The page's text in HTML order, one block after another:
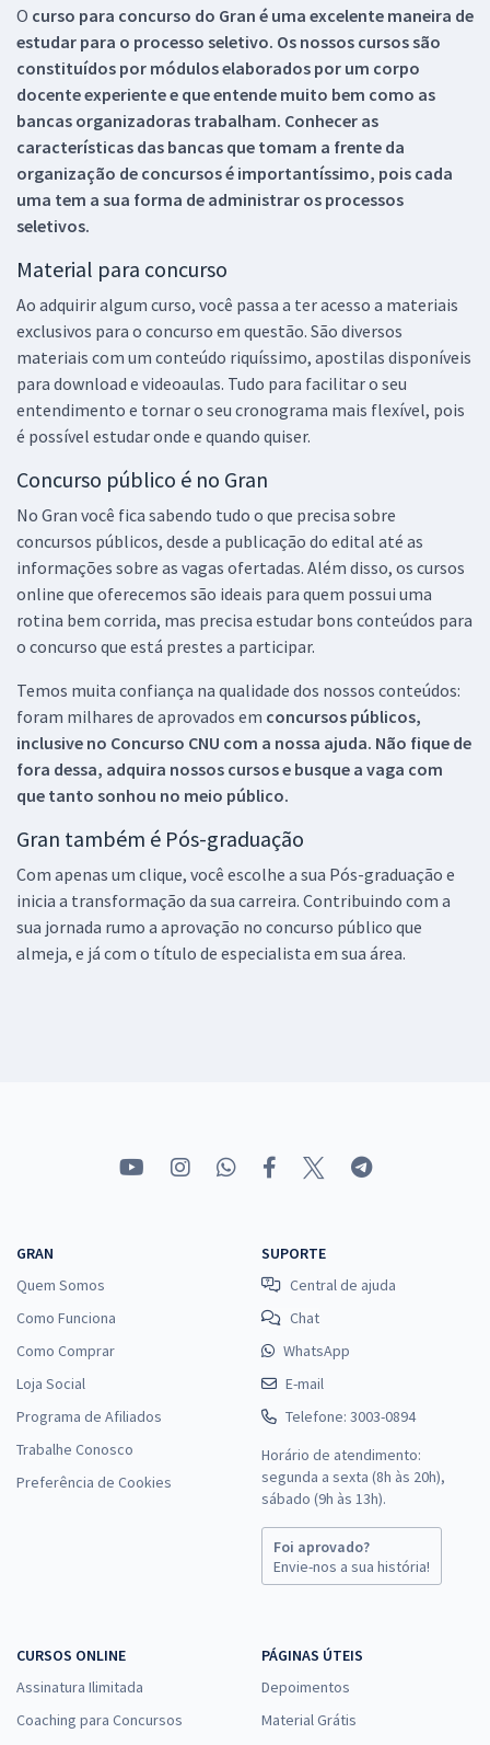
O curso para concurso do Gran é uma excelente maneira de
estudar para o processo seletivo. Os nossos cursos são
constituídos por módulos elaborados por um corpo
docente experiente e que entende muito bem como as
bancas organizadoras trabalham. Conhecer as
características das bancas que tomam a frente da
organização de concursos é importantíssimo, pois cada
uma tem a sua forma de administrar os processos
seletivos.
Material para concurso
Ao adquirir algum curso, você passa a ter acesso a materiais
exclusivos para o concurso em questão. São diversos
materiais com um conteúdo riquíssimo, apostilas disponíveis
para download e videoaulas. Tudo para facilitar o seu
entendimento e tornar o seu cronograma mais flexível, pois
é possível estudar onde e quando quiser.
Concurso público é no Gran
No Gran você fica sabendo tudo o que precisa sobre
concursos públicos, desde a publicação do edital até as
informações sobre as vagas ofertadas. Além disso, os cursos
online que oferecemos são ideais para quem possui uma
rotina bem corrida, mas precisa estudar bons conteúdos para
o concurso que está prestes a participar.
Temos muita confiança na qualidade dos nossos conteúdos:
foram milhares de aprovados em concursos públicos,
inclusive no Concurso CNU com a nossa ajuda. Não fique de
fora dessa, adquira nossos cursos e busque a vaga com
que tanto sonhou no meio público.
Gran também é Pós-graduação
Com apenas um clique, você escolhe a sua Pós-graduação e
inicia a transformação da sua carreira. Contribuindo com a
sua jornada rumo a aprovação no concurso público que
almeja, e já com o título de especialista em sua área.
GRAN
Quem Somos
Como Funciona
Como Comprar
Loja Social
Programa de Afiliados
Trabalhe Conosco
Preferência de Cookies
SUPORTE
Central de ajuda
Chat
WhatsApp
E-mail
Telefone: 3003-0894
Horário de atendimento:
segunda a sexta (8h às 20h),
sábado (9h às 13h).
Foi aprovado?
Envie-nos a sua história!
CURSOS ONLINE
Assinatura Ilimitada
Coaching para Concursos
PÁGINAS ÚTEIS
Depoimentos
Material Grátis